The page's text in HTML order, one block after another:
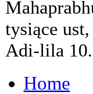
tysiące
Adi-lila
Home